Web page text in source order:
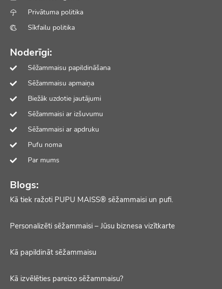
Privātuma politika
Sīkfailu politika
Noderīgi:
Sēžammaisu papildināšana
Sēžammaisu apmaiņa
Biežāk uzdotie jautājumi
Sēžammaisi ar izšuvumu
Sēžammaisi ar apdruku
Pufu noma
Par mums
Blogs:
Kā tiek ražoti PUPU MAISS® sēžammaisi un pufi.
Personalizēti sēžammaisi – Jūsu biznesa vizītkarte
Kā papildināt sēžammaisu
Kā izvēlēties pareizo sēžammaisu?